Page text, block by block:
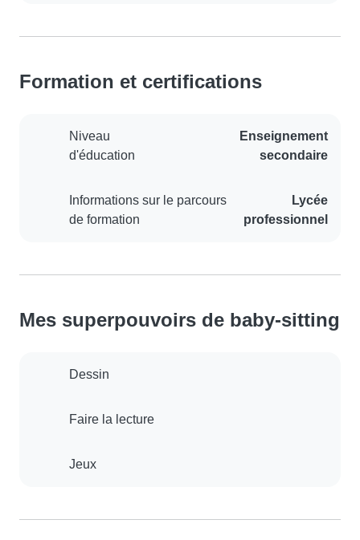
Formation et certifications
Niveau
d'éducation
Enseignement
secondaire
Informations sur le parcours
de formation
Lycée
professionnel
Mes superpouvoirs de baby-sitting
Dessin
Faire la lecture
Jeux